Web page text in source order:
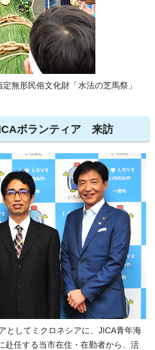
無形民俗文化財「水法の芝馬祭」
ボランティア 来訪
としてミクロネシアに、JICA青年海
赴任する当市在住・在勤者から、活